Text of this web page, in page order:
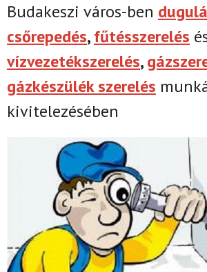
Budakeszi város-ben
csőrepedés,fűtésszerelés
vízvezetékszerelés,
gázkészülék szerelés
kivitelezésében